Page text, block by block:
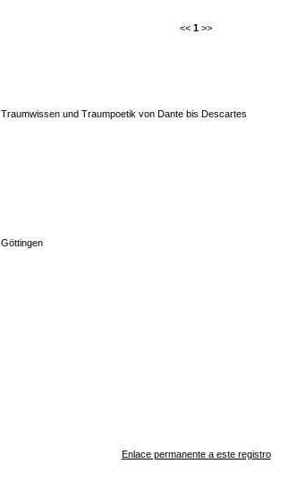
<< 1 >>
Traumwissen und Traumpoetik von Dante bis Descartes
Göttingen
Enlace permanente a este registro